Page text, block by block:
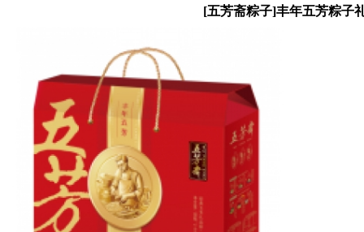
[五芳斋粽子]丰年五芳粽子